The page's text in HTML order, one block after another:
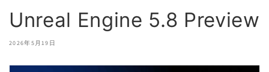
Unreal Engine 5.8 Preview
2026年5月19日